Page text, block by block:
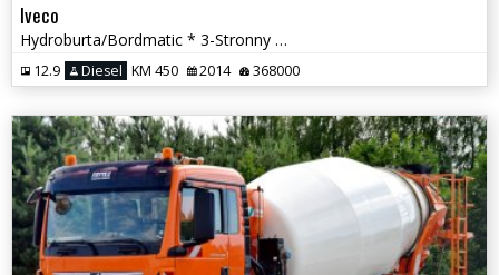
Iveco
Hydroburta/Bordmatic * 3-Stronny Meiller Kipper * EEV * Automat *
12.9 Diesel KM 450 2014 368000